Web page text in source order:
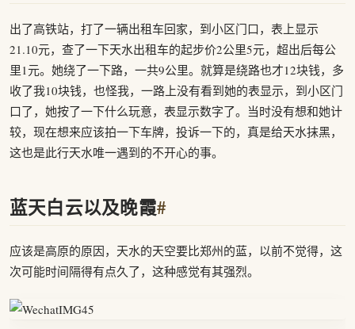
出了高铁站，打了一辆出租车回家，到小区门口，表上显示
21.10元，查了一下天水出租车的起步价2公里5元，超出后每公
里1元。她绕了一下路，一共9公里。就算是绕路也才12块钱，多
收了我10块钱，也怪我，一路上没有看到她的表显示，到小区门
口了，她按了一下什么玩意，表显示数字了。当时没有想和她计
较，现在想来应该拍一下车牌，投诉一下的，真是给天水抹黑，
这也是此行天水唯一遇到的不开心的事。
蓝天白云以及晚霞#
应该是高原的原因，天水的天空要比郑州的蓝，以前不觉得，这
次可能时间隔得有点久了，这种感觉有其强烈。